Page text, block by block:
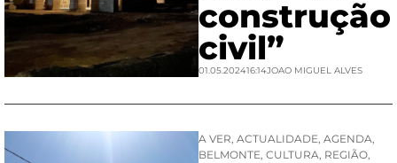
construção
civil”
01.05.202416:14JOAO MIGUEL ALVES
A VER, ACTUALIDADE, AGENDA,
BELMONTE, CULTURA, REGIÃO,